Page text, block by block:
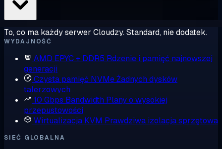
To, co ma każdy serwer Cloudzy. Standard, nie dodatek.
WYDAJNOŚĆ
AMD EPYC + DDR5 Rdzenie i pamięć najnowszej
generacji
Czysta pamięć NVMeŻadnych dysków
talerzowych
10 Gbps Bandwidth Plany o wysokiej
przepustowości
Wirtualizacja KVM Prawdziwa izolacja sprzętowa
SIEĆ GLOBALNA